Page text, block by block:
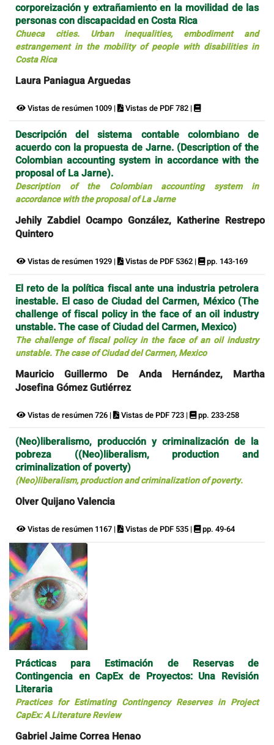
corporeización y extrañamiento en la movilidad de las
personas con discapacidad en Costa Rica
Chueca cities. Urban inequalities, embodiment and
estrangement in the mobility of people with disabilities in
Costa Rica
Laura Paniagua Arguedas
Vistas de resúmen 1009 | Vistas de PDF 782 |
Descripción del sistema contable colombiano de
acuerdo con la propuesta de Jarne. (Description of the
Colombian accounting system in accordance with the
proposal of La Jarne).
Description of the Colombian accounting system in
accordance with the proposal of La Jarne
Jehily Zabdiel Ocampo González, Katherine Restrepo
Quintero
Vistas de resúmen 1929 | Vistas de PDF 5362 | pp. 143-169
El reto de la política fiscal ante una industria petrolera
inestable. El caso de Ciudad del Carmen, México (The
challenge of fiscal policy in the face of an oil industry
unstable. The case of Ciudad del Carmen, Mexico)
The challenge of fiscal policy in the face of an oil industry
unstable. The case of Ciudad del Carmen, Mexico
Mauricio Guillermo De Anda Hernández, Martha
Josefina Gómez Gutiérrez
Vistas de resúmen 726 | Vistas de PDF 723 | pp. 233-258
(Neo)liberalismo, producción y criminalización de la
pobreza ((Neo)liberalism, production and
criminalization of poverty)
(Neo)liberalism, production and criminalization of poverty.
Olver Quijano Valencia
Vistas de resúmen 1167 | Vistas de PDF 535 | pp. 49-64
Prácticas para Estimación de Reservas de
Contingencia en CapEx de Proyectos: Una Revisión
Literaria
Practices for Estimating Contingency Reserves in Project
CapEx: A Literature Review
Gabriel Jaime Correa Henao